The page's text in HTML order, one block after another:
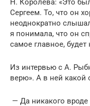
Н. Королёва: «Это
Сергеем. То, что он
неоднократно
я понимала, что он
самое главное,
Из интервью с А.
верю». А в ней какой
— Да никакого